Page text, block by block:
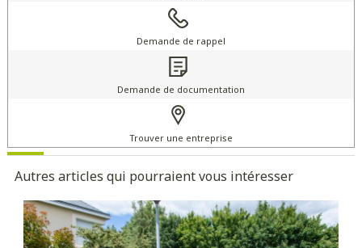
Demande de rappel
Demande de documentation
Trouver une entreprise
Autres articles qui pourraient vous intéresser